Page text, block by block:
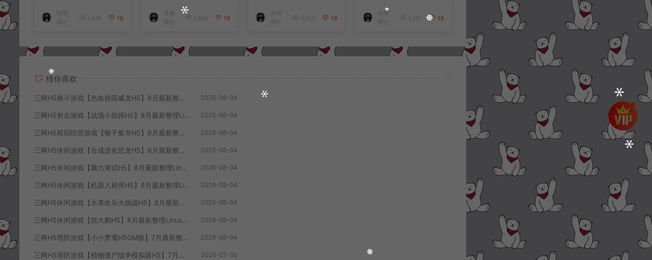
端+解压即玩+简易安
泽ღ
1,674 18
+解压即玩+简易安卓
泽ღ
1,563 18
端+解压即玩+简易安
泽ღ
1,422 18
端+解压即玩+简易安
冷雨
泽ღ
1,351 18
猜你喜欢
三网H5格斗游戏【热血校园威龙H5】8月最新整理Linux手工服务端+Win一键服务端+解压即玩+简易安卓客户端+详细搭建教程 2026-08-04
三网H5射击游戏【战场小指挥H5】8月最新整理Linux手工服务端+Win一键服务端+解压即玩+简易安卓客户端+详细搭建教程 2026-08-04
三网H5模拟经营游戏【猴子集市H5】8月最新整理Linux手工服务端+Win一键服务端+解压即玩+简易安卓客户端+详细搭建教程 2026-08-04
三网H5休闲游戏【合成进化恐龙H5】8月最新整理Linux手工服务端+Win一键服务端+解压即玩+简易安卓客户端+详细搭建教程 2026-08-04
三网H5休闲游戏【脑力测试H5】8月最新整理Linux手工服务端+Win一键服务端+解压即玩+简易安卓客户端+详细搭建教程 2026-08-04
三网H5休闲游戏【机器人厨房H5】8月最新整理Linux手工服务端+Win一键服务端+解压即玩+简易安卓客户端+详细搭建教程 2026-08-04
三网H5休闲游戏【水果欢乐大挑战H5】8月最新整理Linux手工服务端+Win一键服务端+解压即玩+简易安卓客户端+详细搭建教程 2026-08-04
三网H5休闲游戏【抓大鹅H5】8月最新整理Linux手工服务端+Win一键服务端+解压即玩+简易安卓客户端+详细搭建教程 2026-08-04
三网H5塔防游戏【小小梦魇H5GM版】7月最新整理Linux手工服务端+Win一键服务端+解压即玩+简易安卓客户端+详细搭建教程 2026-08-04
三网H5塔防游戏【植物僵尸战争模拟器H5】7月最新整理Linux手工服务端+Win一键服务端+解压即玩+简易安卓客户端+详细搭建教程 2026-07-30